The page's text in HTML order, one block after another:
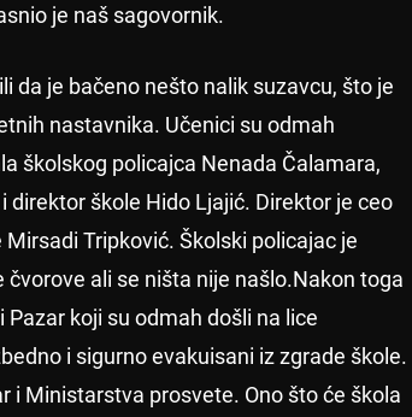
je naš sagovornik.
da je bačeno nešto nalik suzavcu, što je
nastavnika. Učenici su odmah
školskog policajca Nenada Čalamara,
škole Hido Ljajić. Direktor je ceo
Tripković. Školski policajac je
ali se ništa nije našlo.Nakon toga
koji su odmah došli na lice
i sigurno evakuisani iz zgrade škole.
i Ministarstva prosvete. Ono što će škola